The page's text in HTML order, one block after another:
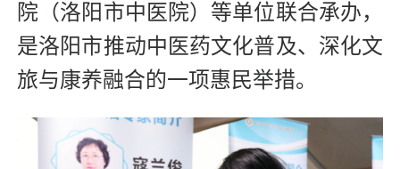
院（洛阳市中医院）等单位联合承办，
是洛阳市推动中医药文化普及、深化文
旅与康养融合的一项惠民举措。